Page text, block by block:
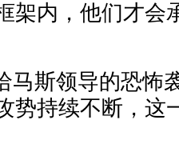
架内，他们才会
马斯领导的恐怖
势持续不断，这